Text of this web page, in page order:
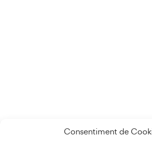
Consentiment de